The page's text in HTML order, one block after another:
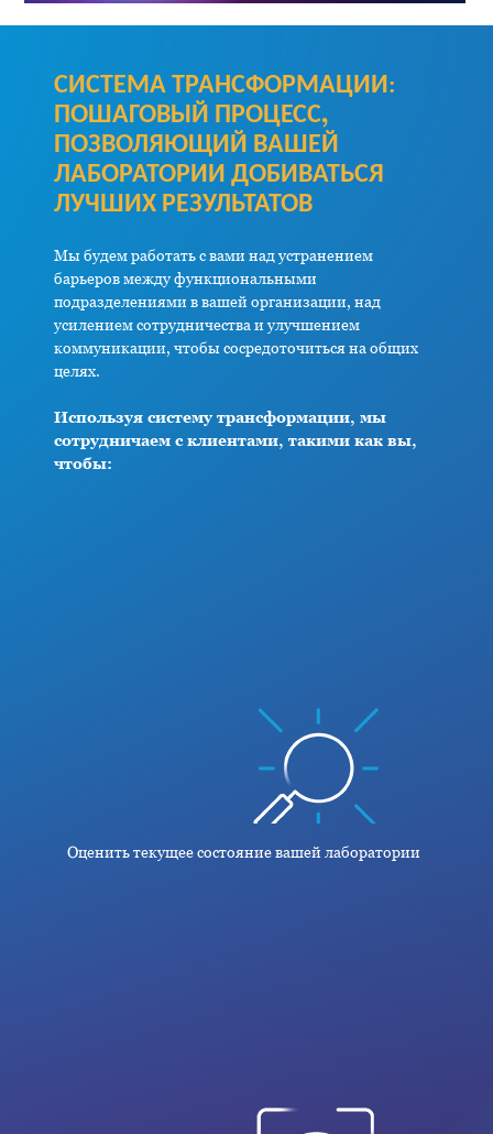
СИСТЕМА ТРАНСФОРМАЦИИ:
ПОШАГОВЫЙ ПРОЦЕСС,
ПОЗВОЛЯЮЩИЙ ВАШЕЙ
ЛАБОРАТОРИИ ДОБИВАТЬСЯ
ЛУЧШИХ РЕЗУЛЬТАТОВ
Мы будем работать с вами над устранением
барьеров между функциональными
подразделениями в вашей организации, над
усилением сотрудничества и улучшением
коммуникации, чтобы сосредоточиться на общих
целях.
Используя систему трансформации, мы
сотрудничаем с клиентами, такими как вы,
чтобы:
Оценить текущее состояние вашей лаборатории